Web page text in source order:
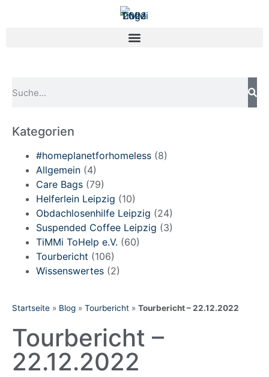
Startseite » Blog » Tourbericht » Tourbericht – 22.12.2022
Tourbericht –
22.12.2022
Kategorien
#homeplanetforhomeless (8)
Allgemein (4)
Care Bags (79)
Helferlein Leipzig (10)
Obdachlosenhilfe Leipzig (24)
Suspended Coffee Leipzig (3)
TiMMi ToHelp e.V. (60)
Tourbericht (106)
Wissenswertes (2)